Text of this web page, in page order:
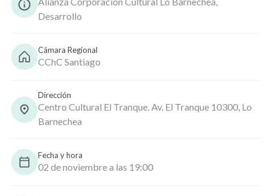
Desarrollo
Cámara Regional
CChC Santiago
Dirección
Centro Cultural El Tranque. Av. El Tranque 10300, Lo
Barnechea
Fecha y hora
02 de noviembre a las 19:00